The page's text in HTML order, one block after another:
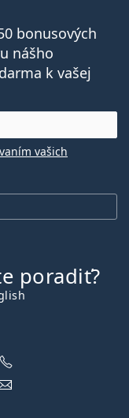
bonusových
nášho
k vašej
vašich
poradiť?